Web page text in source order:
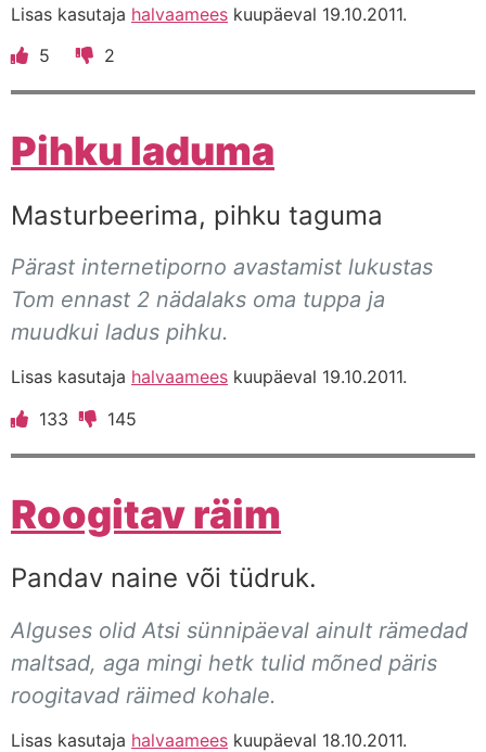
Lisas kasutaja halvaamees kuupäeval 19.10.2011.
5
2
Pihku laduma
Masturbeerima, pihku taguma
Pärast internetiporno avastamist lukustas
Tom ennast 2 nädalaks oma tuppa ja
muudkui ladus pihku.
Lisas kasutaja halvaamees kuupäeval 19.10.2011.
133
145
Roogitav räim
Pandav naine või tüdruk.
Alguses olid Atsi sünnipäeval ainult rämedad
maltsad, aga mingi hetk tulid mõned päris
roogitavad räimed kohale.
Lisas kasutaja halvaamees kuupäeval 18.10.2011.